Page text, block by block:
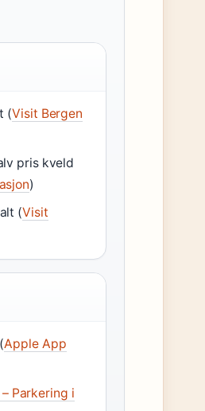
(Visit Bergen
pris kveld
)
(Visit
Apple App
Parkering i